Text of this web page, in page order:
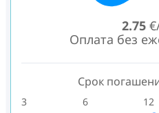
2.75
Оплата без
Срок
3 6 12